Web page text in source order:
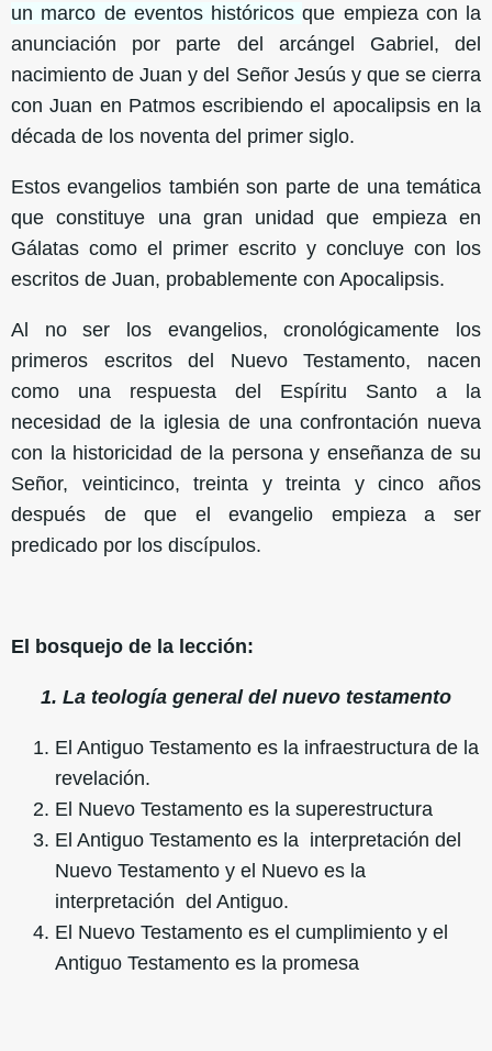
un marco de eventos históricosque empieza con la
anunciación por parte del arcángel Gabriel, del
nacimiento de Juan y del Señor Jesús y que se cierra
con Juan en Patmos escribiendo el apocalipsis en la
década de los noventa del primer siglo.
Estos evangelios también son parte de una temática
que constituye una gran unidad que empieza en
Gálatas como el primer escrito y concluye con los
escritos de Juan, probablemente con Apocalipsis.
Al no ser los evangelios, cronológicamente los
primeros escritos del Nuevo Testamento, nacen
como una respuesta del Espíritu Santo a la
necesidad de la iglesia de una confrontación nueva
con la historicidad de la persona y enseñanza de su
Señor, veinticinco, treinta y treinta y cinco años
después de que el evangelio empieza a ser
predicado por los discípulos.
El bosquejo de la lección:
1. La teología general del nuevo testamento
El Antiguo Testamento es la infraestructura de la
revelación.
El Nuevo Testamento es la superestructura
El Antiguo Testamento es la interpretación del
Nuevo Testamento y el Nuevo es la
interpretación del Antiguo.
El Nuevo Testamento es el cumplimiento y el
Antiguo Testamento es la promesa